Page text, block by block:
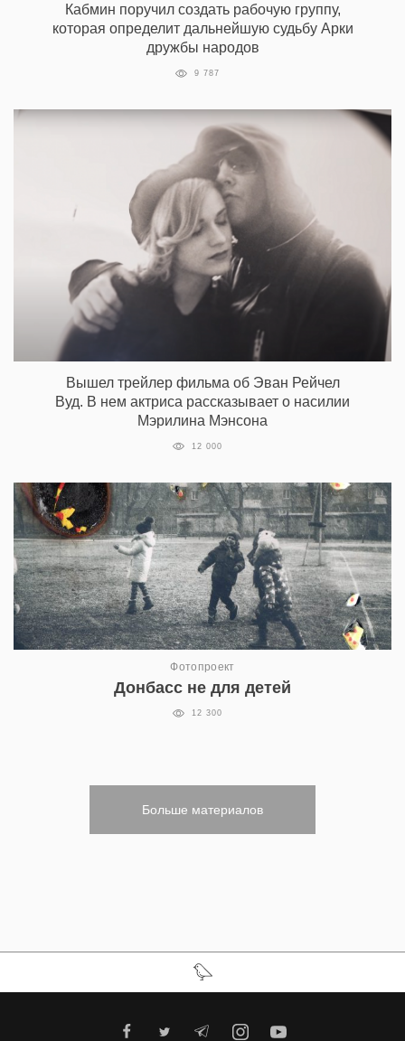
Кабмин поручил создать рабочую группу,
которая определит дальнейшую судьбу Арки
дружбы народов
9 787
Вышел трейлер фильма об Эван Рейчел
Вуд. В нем актриса рассказывает о насилии
Мэрилина Мэнсона
12 000
Фотопроект
Донбасс не для детей
12 300
Больше материалов